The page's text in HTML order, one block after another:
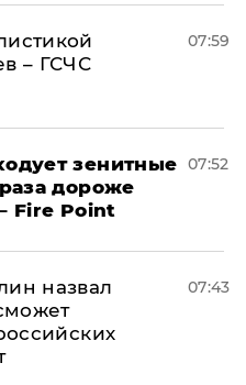
– ГСЧС
07:59
зенитные
дороже
Fire Point
07:52
назвал
07:43